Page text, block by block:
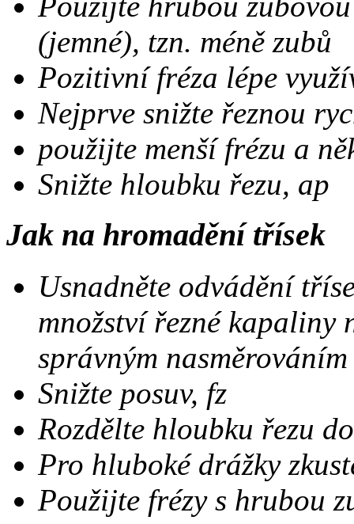
(jemné), tzn. méně zubů
Pozitivní fréza lépe
Nejprve snižte řeznou
použijte menší frézu a
Snižte hloubku řezu, ap
Jak na hromadění třísek
Usnadněte odvádění
množství řezné kapaliny
správným nasměrováním
Snižte posuv, fz
Rozdělte hloubku řezu
Pro hluboké drážky
Použijte frézy s hrubou